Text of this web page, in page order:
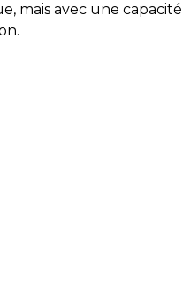
mais avec une